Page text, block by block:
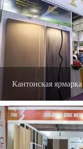
Кантонская ярмарка